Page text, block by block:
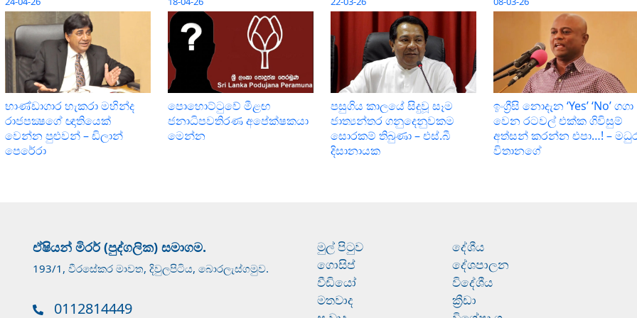
භාණ්ඩාගාර හැකරා මහින්ද
රාජපක්‍ෂගේ ඥාතියෙක්
වෙන්න පුළුවන් – ඩිලාන්
පෙරේරා
පොහොට්ටුවේ මීළඟ
ජනාධිපවතිරණ අපේක්ෂකයා
මෙන්න
පසුගිය කාලයේ සිදුවූ සෑම
ජාත්‍යන්තර ගනුදෙනුවකම
සොරකම් තිබුණා – එස්.බී
දිසානායක
ඉංග්‍රීසි නොදැන ‘Yes’ ‘No’ ගගා
වෙන රටවල් එක්ක ගිවිසුම්
අත්සන් කරන්න එපා…! –
විතානගේ
ඒෂියන් මිරර් (පුද්ගලික) සමාගම.
193/1, වීරසේකර මාවත, දිවුලපිටිය, බොරලැස්ගමුව.
0112814449
මුල් පිටුව
ගොසිප්
වීඩියෝ
මතවාද
දේශීය
දේශපාලන
විදේශීය
ක්‍රීඩා